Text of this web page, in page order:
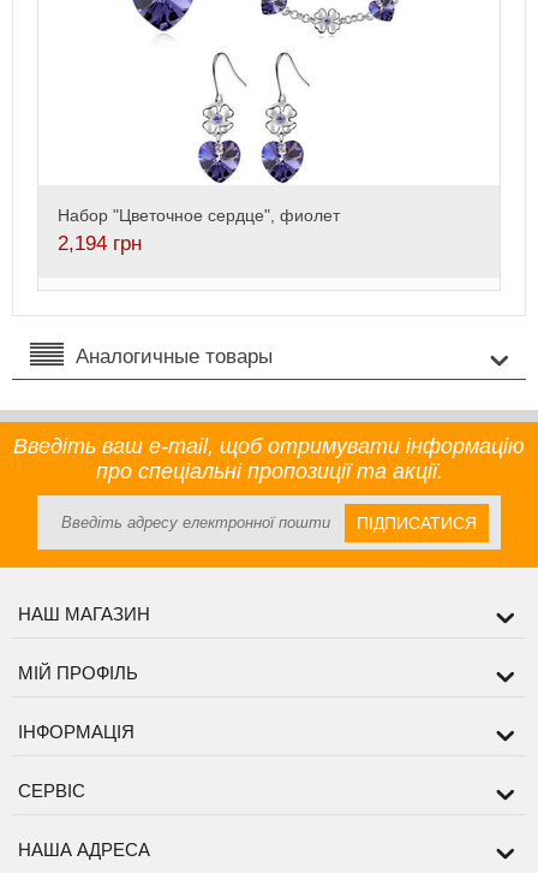
Набор "Цветочное сердце", фиолет
2,194 грн
Аналогичные товары
Введіть ваш e-mail, щоб отримувати інформацію
про спеціальні пропозиції та акції.
ПІДПИСАТИСЯ
НАШ МАГАЗИН
МІЙ ПРОФІЛЬ
ІНФОРМАЦІЯ
СЕРВІС
НАША АДРЕСА